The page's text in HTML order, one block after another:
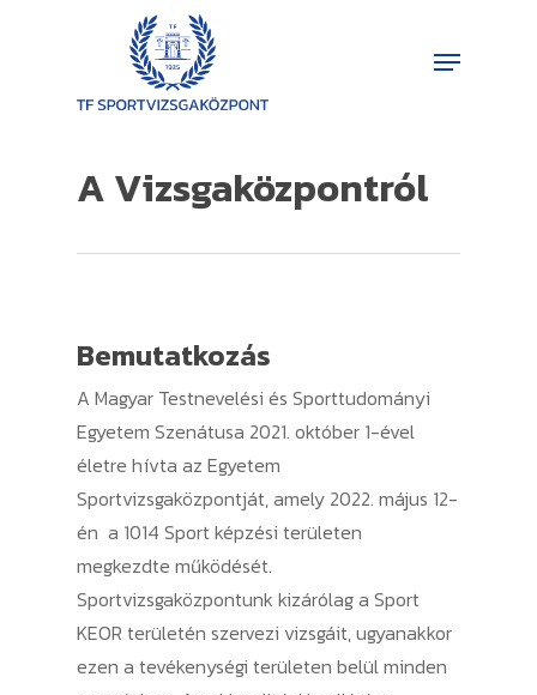
Menu
A Vizsgaközpontról
Bemutatkozás
A Magyar Testnevelési és Sporttudományi
Egyetem Szenátusa 2021. október 1-ével
életre hívta az Egyetem
Sportvizsgaközpontját, amely 2022. május 12-
én a 1014 Sport képzési területen
megkezdte működését.
Sportvizsgaközpontunk kizárólag a Sport
KEOR területén szervezi vizsgáit, ugyanakkor
ezen a tevékenységi területen belül minden